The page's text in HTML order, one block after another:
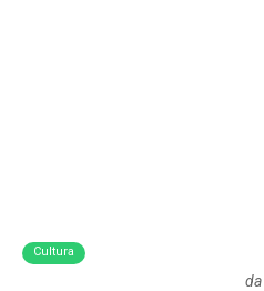
Cultura
da